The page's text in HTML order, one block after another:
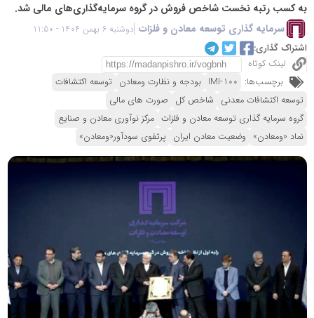
به کسب رتبه نخست شاخص فروش در گروه سرمایه‌گذاری‌های مالی شد.
سرمایه گذاری توسعه معادن و فلزات دوشنبه 6 بهمن 1404 - 11:50
اشتراک گذاری:
لینک کوتاه
برچسب‌ها: IMI-100 بودجه و نظارت ومعادن توسعه اکتشافات
توسعه اکتشافات معدنی شاخص کل صورت های مالی
گروه سرمایه گذاری توسعه معادن و فلزات مرکز نوآوری معادن و صنایع
نماد «ومعادن» وضعیت معادن ایران پرتفوی سودآور«ومعادن»